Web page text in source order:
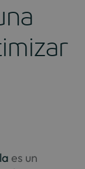
es un